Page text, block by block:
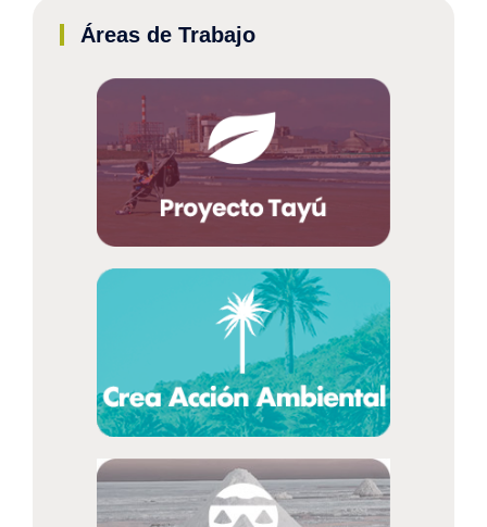
Áreas de Trabajo